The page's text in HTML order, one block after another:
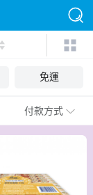
免運
付款方式